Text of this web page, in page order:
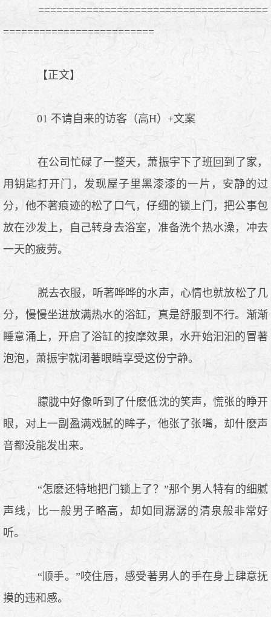
======================================
=========================
【正文】
01 不请自来的访客（高H）+文案
在公司忙碌了一整天，萧振宇下了班回到了家，
用钥匙打开门，发现屋子里黑漆漆的一片，安静的过
分，他不著痕迹的松了口气，仔细的锁上门，把公事包
放在沙发上，自己转身去浴室，准备洗个热水澡，冲去
一天的疲劳。
脱去衣服，听著哗哗的水声，心情也就放松了几
分，慢慢坐进放满热水的浴缸，真是舒服到不行。渐渐
睡意涌上，开启了浴缸的按摩效果，水开始汩汩的冒著
泡泡，萧振宇就闭著眼睛享受这份宁静。
朦胧中好像听到了什麽低沈的笑声，慌张的睁开
眼，对上一副盈满戏腻的眸子，他张了张嘴，却什麽声
音都没能发出来。
“怎麽还特地把门锁上了？”那个男人特有的细腻
声线，比一般男子略高，却如同潺潺的清泉般非常好
听。
“顺手。”咬住唇，感受著男人的手在身上肆意抚
摸的违和感。